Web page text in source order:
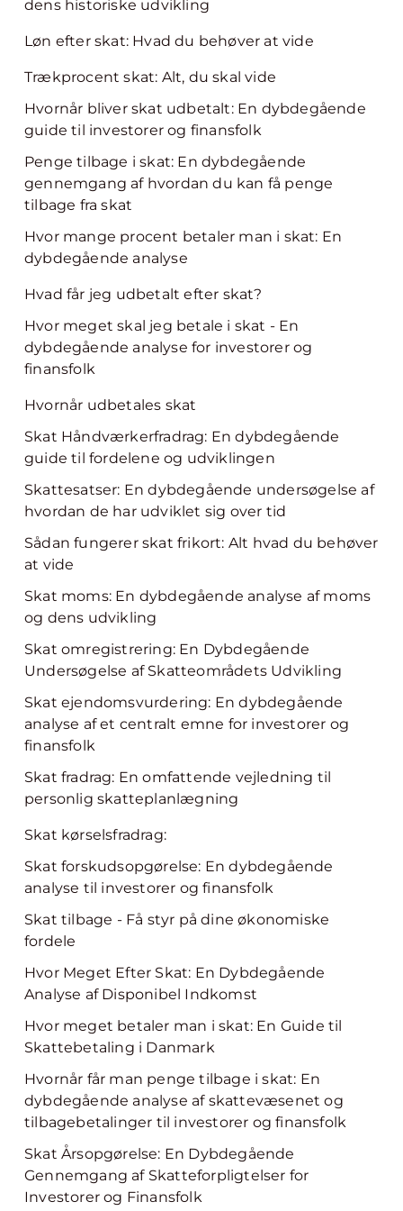
dens historiske udvikling
Løn efter skat: Hvad du behøver at vide
Trækprocent skat: Alt, du skal vide
Hvornår bliver skat udbetalt: En dybdegående
guide til investorer og finansfolk
Penge tilbage i skat: En dybdegående
gennemgang af hvordan du kan få penge
tilbage fra skat
Hvor mange procent betaler man i skat: En
dybdegående analyse
Hvad får jeg udbetalt efter skat?
Hvor meget skal jeg betale i skat - En
dybdegående analyse for investorer og
finansfolk
Hvornår udbetales skat
Skat Håndværkerfradrag: En dybdegående
guide til fordelene og udviklingen
Skattesatser: En dybdegående undersøgelse af
hvordan de har udviklet sig over tid
Sådan fungerer skat frikort: Alt hvad du behøver
at vide
Skat moms: En dybdegående analyse af moms
og dens udvikling
Skat omregistrering: En Dybdegående
Undersøgelse af Skatteområdets Udvikling
Skat ejendomsvurdering: En dybdegående
analyse af et centralt emne for investorer og
finansfolk
Skat fradrag: En omfattende vejledning til
personlig skatteplanlægning
Skat kørselsfradrag:
Skat forskudsopgørelse: En dybdegående
analyse til investorer og finansfolk
Skat tilbage - Få styr på dine økonomiske
fordele
Hvor Meget Efter Skat: En Dybdegående
Analyse af Disponibel Indkomst
Hvor meget betaler man i skat: En Guide til
Skattebetaling i Danmark
Hvornår får man penge tilbage i skat: En
dybdegående analyse af skattevæsenet og
tilbagebetalinger til investorer og finansfolk
Skat Årsopgørelse: En Dybdegående
Gennemgang af Skatteforpligtelser for
Investorer og Finansfolk